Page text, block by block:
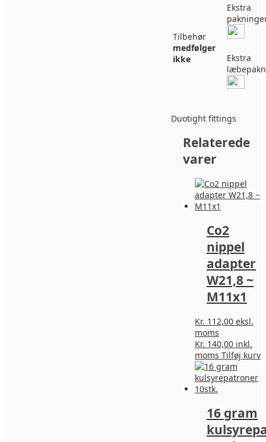
Tilbehør
medfølger
ikke
Ekstra
Ekstra
Duotight fittings
Relaterede
varer
Co2
nippel
adapter
W21,8 ~
M11x1
Kr. 112,00 eksl.
moms
Kr. 140,00 inkl.
moms Tilføj kurv
16 gram